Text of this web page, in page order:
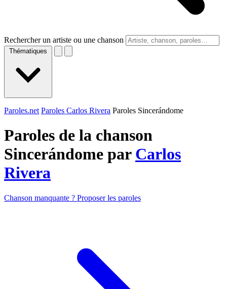
Rechercher un artiste ou une chanson
Thématiques
Paroles.net Paroles Carlos Rivera Paroles Sincerándome
Paroles de la chanson
Sincerándome par Carlos
Rivera
Chanson manquante ? Proposer les paroles